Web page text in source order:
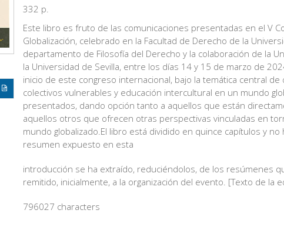
332 p.
Este libro es fruto de las comunicaciones presentadas en el V
Globalización, celebrado en la Facultad de Derecho de la
departamento de Filosofía del Derecho y la colaboración de la
la Universidad de Sevilla, entre los días 14 y 15 de marzo de
inicio de este congreso internacional, bajo la temática central
colectivos vulnerables y educación intercultural en un mundo
presentados, dando opción tanto a aquellos que están
aquellos otros que ofrecen otras perspectivas vinculadas en
mundo globalizado.El libro está dividido en quince capítulos y
resumen expuesto en esta
introducción se ha extraído, reduciéndolos, de los resúmenes
remitido, inicialmente, a la organización del evento. [Texto de la
796027 characters